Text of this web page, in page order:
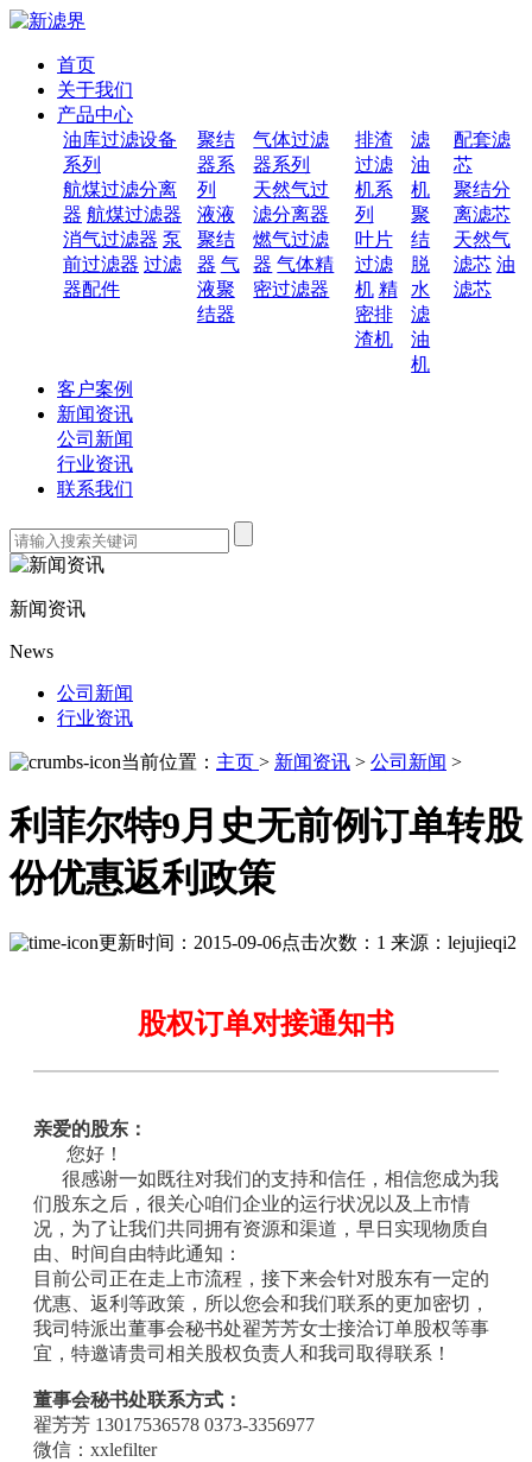
首页
关于我们
产品中心
油库过滤设备
系列
航煤过滤分离
器 航煤过滤器
消气过滤器 泵
前过滤器 过滤
器配件
聚结
器系
列
液液
聚结
器 气
液聚
结器
气体过滤
器系列
天然气过
滤分离器
燃气过滤
器 气体精
密过滤器
排渣
过滤
机系
列
叶片
过滤
机 精
密排
渣机
滤
油
机
聚
结
脱
水
滤
油
机
配套滤
芯
聚结分
离滤芯
天然气
滤芯 油
滤芯
客户案例
新闻资讯
公司新闻
行业资讯
联系我们
新闻资讯
News
公司新闻
行业资讯
当前位置： 主页 > 新闻资讯 > 公司新闻 >
利菲尔特9月史无前例订单转股
份优惠返利政策
更新时间：2015-09-06点击次数：1 来源：lejujieqi2
股权订单对接通知书
亲爱的股东：
您好！
很感谢一如既往对我们的支持和信任，相信您成为我
们股东之后，很关心咱们企业的运行状况以及上市情
况，为了让我们共同拥有资源和渠道，早日实现物质自
由、时间自由特此通知：
目前公司正在走上市流程，接下来会针对股东有一定的
优惠、返利等政策，所以您会和我们联系的更加密切，
我司特派出董事会秘书处翟芳芳女士接洽订单股权等事
宜，特邀请贵司相关股权负责人和我司取得联系！
董事会秘书处联系方式：
翟芳芳 13017536578 0373-3356977
微信：xxlefilter